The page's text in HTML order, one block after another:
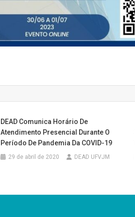
DEAD Comunica Horário De
Atendimento Presencial Durante O
Período De Pandemia Da COVID-19
29 de abril de 2020 DEAD UFVJM